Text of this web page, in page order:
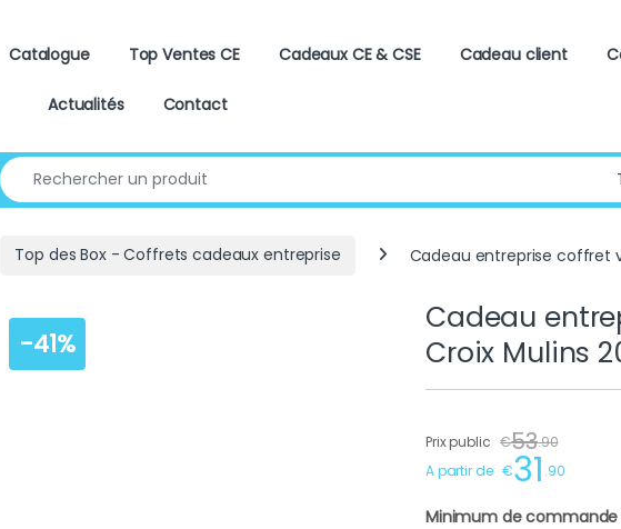
Catalogue
Top Ventes CE Cadeaux CE & CSE Cadeau client
Actualités Contact
Search for:
Top des Box - Coffrets cadeaux entreprise Cadeau entreprise coffret
-41%
Cadeau
Croix Mulins
Prix public €53.90
A partir de €31 .90
Minimum de commande